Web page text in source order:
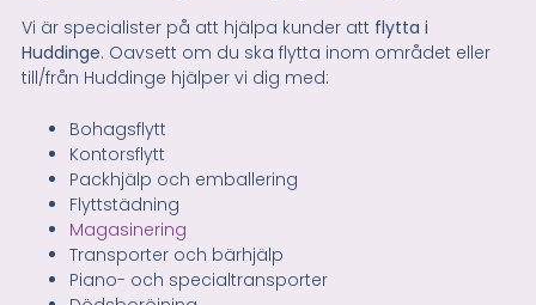
Vi är specialister på att hjälpa kunder att flytta i
Huddinge. Oavsett om du ska flytta inom området eller
till/från Huddinge hjälper vi dig med:
Bohagsflytt
Kontorsflytt
Packhjälp och emballering
Flyttstädning
Magasinering
Transporter och bärhjälp
Piano- och specialtransporter